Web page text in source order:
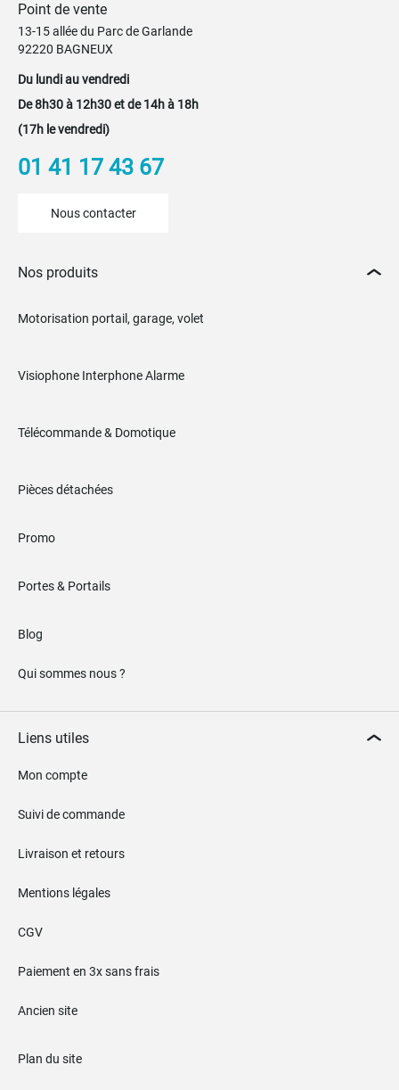
Point de vente
13-15 allée du Parc de Garlande
92220 BAGNEUX
Du lundi au vendredi
De 8h30 à 12h30 et de 14h à 18h
(17h le vendredi)
01 41 17 43 67
Nous contacter
Nos produits
Motorisation portail, garage, volet
Visiophone Interphone Alarme
Télécommande & Domotique
Pièces détachées
Promo
Portes & Portails
Blog
Qui sommes nous ?
Liens utiles
Mon compte
Suivi de commande
Livraison et retours
Mentions légales
CGV
Paiement en 3x sans frais
Ancien site
Plan du site